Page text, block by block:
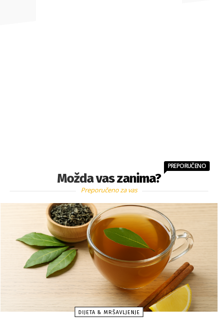
Možda vas zanima?
PREPORUČENO
Preporučeno za vas
DIJETA & MRŠAVLJENJE